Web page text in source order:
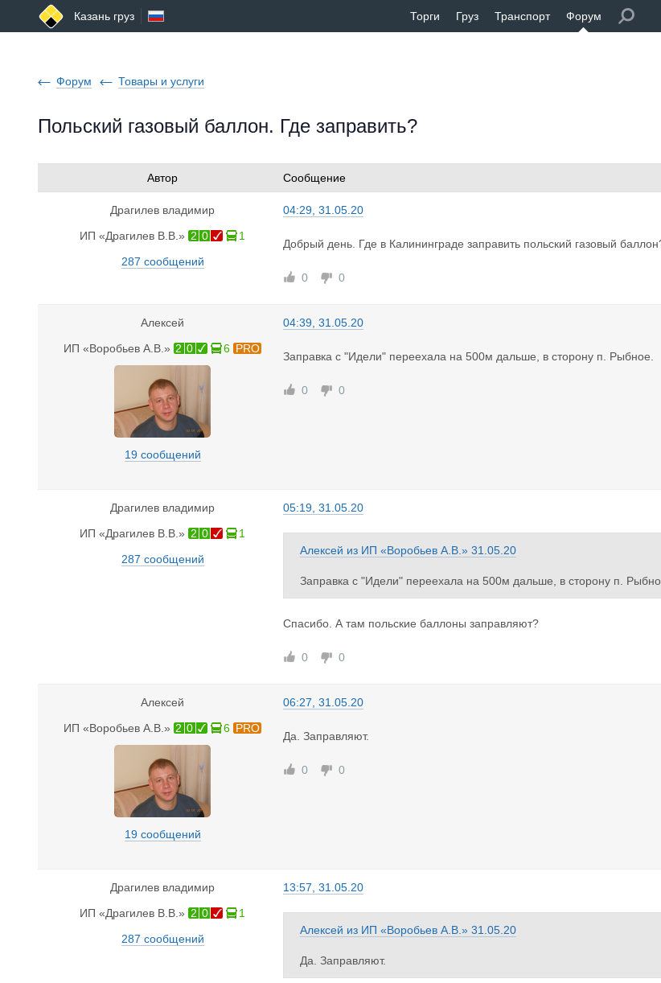
Казань груз Торги Груз Транспорт Форум
Форум Товары и услуги
Польский газовый баллон. Где заправить?
Автор Сообщение
Драгилев владимир
ИП «Драгилев В.В.» 2 0
1
287 сообщений
04:29, 31.05.20
Добрый день. Где в Калининграде заправить польский газовый
0 0
Алексей
ИП «Воробьев А.В.» 2 0 6 PRO
19 сообщений
04:39, 31.05.20
Заправка с "Идели" переехала на 500м дальше, в сторону п. Рыбное.
0 0
Драгилев владимир
ИП «Драгилев В.В.» 2 0
1
287 сообщений
05:19, 31.05.20
Алексей из ИП «Воробьев А.В.» 31.05.20
Заправка с "Идели" переехала на 500м дальше, в сторону п.
Спасибо. А там польские баллоны заправляют?
0 0
Алексей
ИП «Воробьев А.В.» 2 0 6 PRO
19 сообщений
06:27, 31.05.20
Да. Заправляют.
0 0
Драгилев владимир
ИП «Драгилев В.В.» 2 0
1
287 сообщений
13:57, 31.05.20
Алексей из ИП «Воробьев А.В.» 31.05.20
Да. Заправляют.